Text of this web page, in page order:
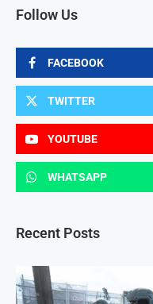
Follow Us
FACEBOOK
TWITTER
YOUTUBE
WHATSAPP
Recent Posts